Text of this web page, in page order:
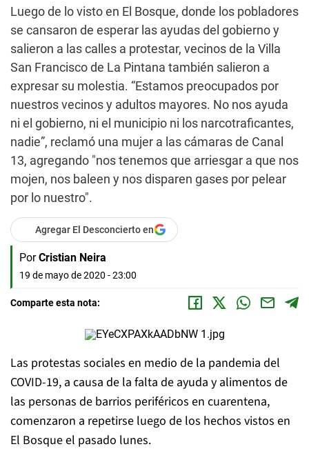
Luego de lo visto en El Bosque, donde los pobladores
se cansaron de esperar las ayudas del gobierno y
salieron a las calles a protestar, vecinos de la Villa
San Francisco de La Pintana también salieron a
expresar su molestia. “Estamos preocupados por
nuestros vecinos y adultos mayores. No nos ayuda
ni el gobierno, ni el municipio ni los narcotraficantes,
nadie”, reclamó una mujer a las cámaras de Canal
13, agregando "nos tenemos que arriesgar a que nos
mojen, nos baleen y nos disparen gases por pelear
por lo nuestro".
Agregar El Desconcierto en
Por Cristian Neira
19 de mayo de 2020 - 23:00
Comparte esta nota:
Las protestas sociales en medio de la pandemia del
COVID-19, a causa de la falta de ayuda y alimentos de
las personas de barrios periféricos en cuarentena,
comenzaron a repetirse luego de los hechos vistos en
El Bosque el pasado lunes.